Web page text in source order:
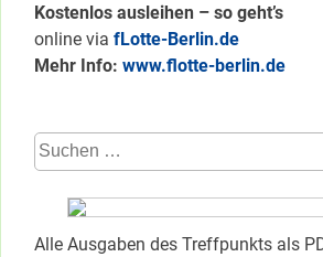
Kostenlos ausleihen – so geht’s
online via fLotte-Berlin.de
Mehr Info: www.flotte-berlin.de
Suchen
nach:
Alle Ausgaben des Treffpunkts als